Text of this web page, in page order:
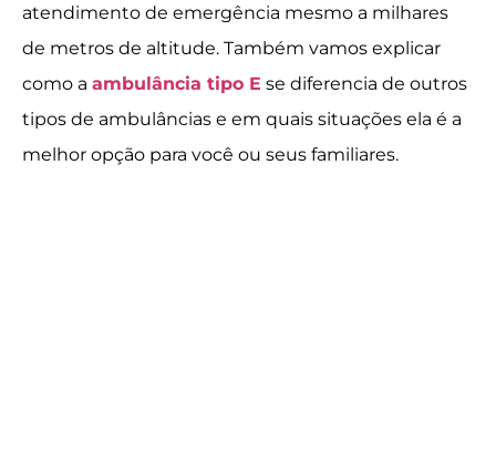
atendimento de emergência mesmo a milhares
de metros de altitude. Também vamos explicar
como a ambulância tipo E se diferencia de outros
tipos de ambulâncias e em quais situações ela é a
melhor opção para você ou seus familiares.